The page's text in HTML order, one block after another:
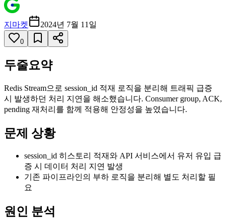
지마켓 2024년 7월 11일
0
두줄요약
Redis Stream으로 session_id 적재 로직을 분리해 트래픽 급증
시 발생하던 처리 지연을 해소했습니다. Consumer group, ACK,
pending 재처리를 함께 적용해 안정성을 높였습니다.
문제 상황
session_id 히스토리 적재와 API 서비스에서 유저 유입 급
증 시 데이터 처리 지연 발생
기존 파이프라인의 부하 로직을 분리해 별도 처리할 필
요
원인 분석